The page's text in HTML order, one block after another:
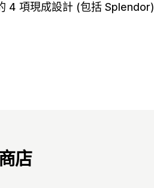
4 項現成設計 (包括 Splendor)
店